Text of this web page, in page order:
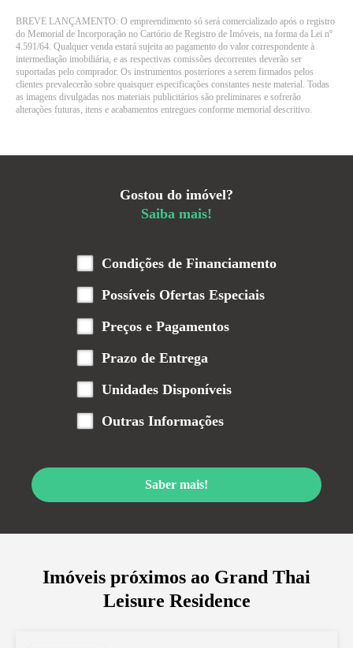
BREVE LANÇAMENTO: O empreendimento só será comercializado após o registro
do Memorial de Incorporação no Cartório de Registro de Imóveis, na forma da Lei nº
4.591/64. Qualquer venda estará sujeita ao pagamento do valor correspondente à
intermediação imobiliária, e as respectivas comissões decorrentes deverão ser
suportadas pelo comprador. Os instrumentos posteriores a serem firmados pelos
clientes prevalecerão sobre quaisquer especificações constantes neste material. Todas
as imagens divulgadas nos materiais publicitários são preliminares e sofrerão
alterações futuras, itens e acabamentos entregues conforme memorial descritivo.
Gostou do imóvel?
Saiba mais!
Condições de Financiamento
Possíveis Ofertas Especiais
Preços e Pagamentos
Prazo de Entrega
Unidades Disponíveis
Outras Informações
Saber mais!
Imóveis próximos ao Grand Thai
Leisure Residence